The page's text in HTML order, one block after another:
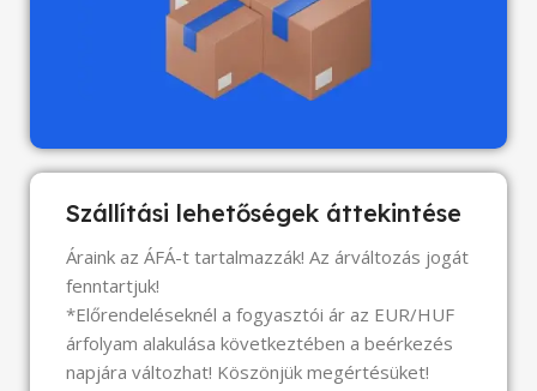
Szállítási lehetőségek áttekintése
Áraink az ÁFÁ-t tartalmazzák! Az árváltozás jogát
fenntartjuk!
*Előrendeléseknél a fogyasztói ár az EUR/HUF
árfolyam alakulása következtében a beérkezés
napjára változhat! Köszönjük megértésüket!